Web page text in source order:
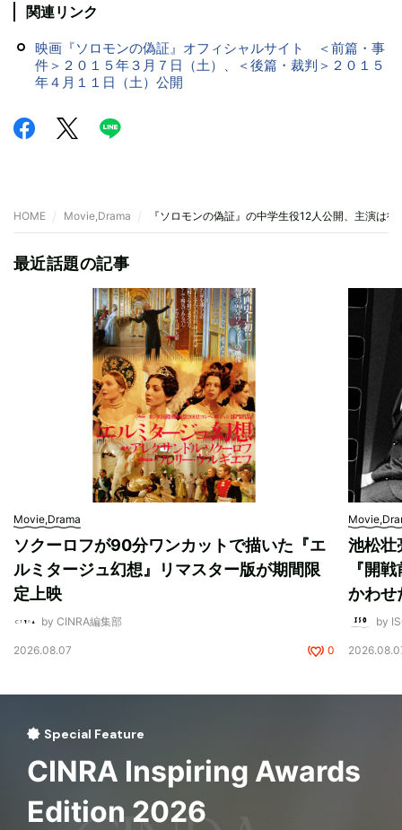
関連リンク
映画『ソロモンの偽証』オフィシャルサイト ＜前篇・事
件＞２０１５年３月７日（土）、＜後篇・裁判＞２０１５
年４月１１日（土）公開
HOME Movie,Drama 『ソロモンの偽証』の中学生役12人公開、主演は
最近話題の記事
Movie,Drama
ソクーロフが90分ワンカットで描いた『エ
ルミタージュ幻想』リマスター版が期間限
定上映
by CINRA編集部
2026.08.07 0
池松壮
『開
かわせ
by
Special Feature
CINRA Inspiring Awards
Edition 2026